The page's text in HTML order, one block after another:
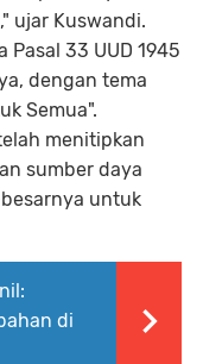
ujar Kuswandi.
33 UUD 1945
dengan tema
Semua".
menitipkan
sumber daya
untuk
di